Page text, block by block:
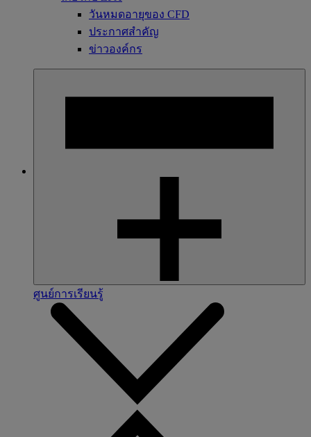
วันหมดอายุของ CFD
ประกาศสำคัญ
ข่าวองค์กร
ศูนย์การเรียนรู้